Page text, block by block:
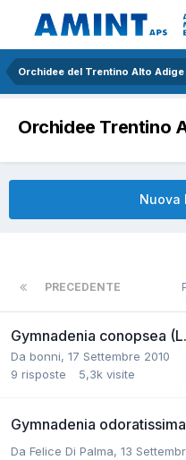
Orchidee del Trentino Alto Adige
Orchidee Trentino
Nuova
PRECEDENTE
Gymnadenia conopsea
Da bonni, 17 Settembre 2010
9 risposte 5,3k visite
Gymnadenia
Da Felice Di Palma, 13